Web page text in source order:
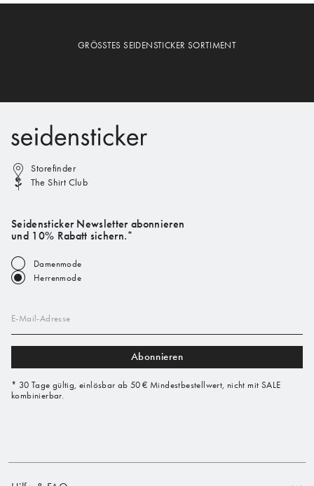
GRÖSSTES SEIDENSTICKER SORTIMENT
Storefinder
The Shirt Club
Seidensticker Newsletter abonnieren
und 10% Rabatt sichern.*
Damenmode
Herrenmode
E-Mail-Adresse
Abonnieren
* 30 Tage gültig, einlösbar ab 50 € Mindestbestellwert, nicht mit SALE
kombinierbar.